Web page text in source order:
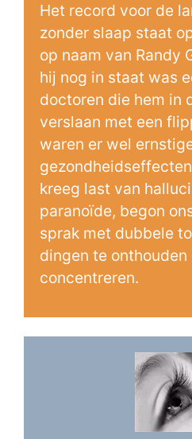
Het record voor de
zonder slaap staat
op naam van Randy
hij nog in staat was
doctoren die hem in
verslaan met een
waren er wel
kreeg last van
paranoïde, begon
sprak met dubbele
dingen te onthouden
concentreren.